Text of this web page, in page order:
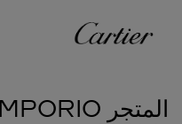
كارتييه
المتجر CARTIER